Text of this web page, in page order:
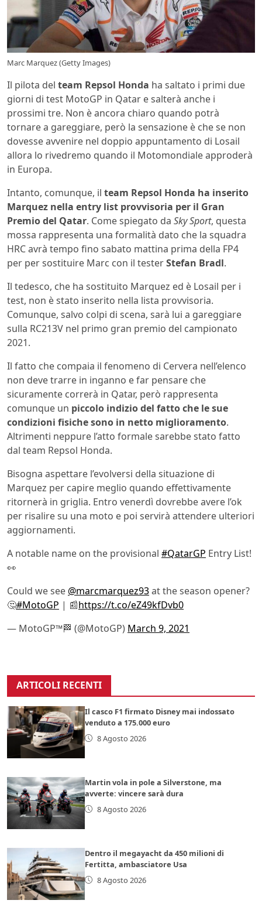
Marc Marquez (Getty Images)
Il pilota del team Repsol Honda ha saltato i primi due
giorni di test MotoGP in Qatar e salterà anche i
prossimi tre. Non è ancora chiaro quando potrà
tornare a gareggiare, però la sensazione è che se non
dovesse avvenire nel doppio appuntamento di Losail
allora lo rivedremo quando il Motomondiale approderà
in Europa.
Intanto, comunque, il team Repsol Honda ha inserito
Marquez nella entry list provvisoria per il Gran
Premio del Qatar. Come spiegato da Sky Sport, questa
mossa rappresenta una formalità dato che la squadra
HRC avrà tempo fino sabato mattina prima della FP4
per per sostituire Marc con il testerStefan Bradl.
Il tedesco, che ha sostituito Marquez ed è Losail per i
test, non è stato inserito nella lista provvisoria.
Comunque, salvo colpi di scena, sarà lui a gareggiare
sulla RC213V nel primo gran premio del campionato
2021.
Il fatto che compaia il fenomeno di Cervera nell’elenco
non deve trarre in inganno e far pensare che
sicuramente correrà in Qatar, però rappresenta
comunque un piccolo indizio del fatto che le sue
condizioni fisiche sono in netto miglioramento.
Altrimenti neppure l’atto formale sarebbe stato fatto
dal team Repsol Honda.
Bisogna aspettare l’evolversi della situazione di
Marquez per capire meglio quando effettivamente
ritornerà in griglia. Entro venerdì dovrebbe avere l’ok
per risalire su una moto e poi servirà attendere ulteriori
aggiornamenti.
A notable name on the provisional #QatarGP Entry List!
👀
Could we see @marcmarquez93at the season opener?
🤔#MotoGP | 📰https://t.co/eZ49kfDvb0
— MotoGP™🏁 (@MotoGP) March 9, 2021
ARTICOLI RECENTI
Il casco F1 firmato Disney mai indossato
venduto a 175.000 euro
8 Agosto 2026
Martin vola in pole a Silverstone, ma
avverte: vincere sarà dura
8 Agosto 2026
Dentro il megayacht da 450 milioni di
Fertitta, ambasciatore Usa
8 Agosto 2026